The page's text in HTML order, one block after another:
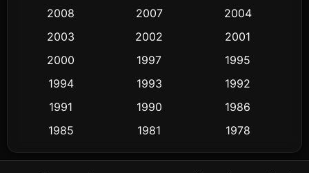
Conspiracy
Crime อาชญากรรม 284
Culture
Dance เต้น
2008
2007
2004
2003
2002
2001
2000
1997
1995
1994
1993
1992
1991
1990
1986
1985
1981
1978
1974